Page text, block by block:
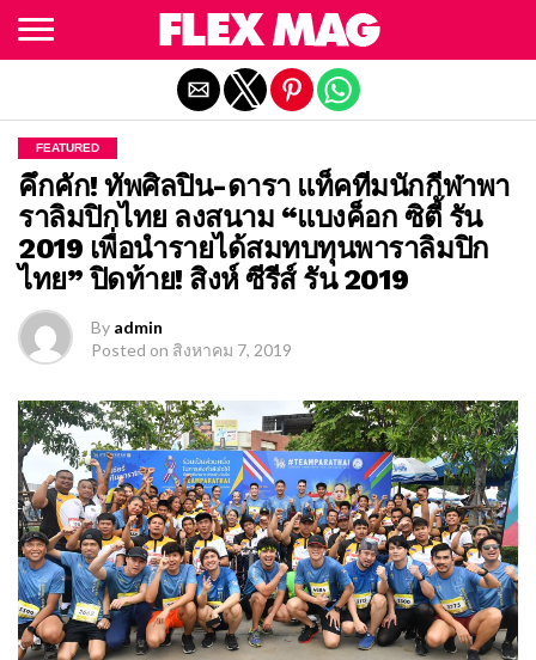
FEATURED
คึกคัก! ทัพศิลปิน-ดารา แท็คทีมนักกีฬาพา
ราลิมปิกไทย ลงสนาม “แบงค็อก ซิตี้ รัน
2019 เพื่อนำรายได้สมทบทุนพาราลิมปิก
ไทย” ปิดท้าย! สิงห์ ซีรีส์ รัน 2019
By admin
Posted on สิงหาคม 7, 2019
Exit mobile version